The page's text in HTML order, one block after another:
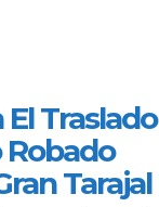
Traslado
Tarajal